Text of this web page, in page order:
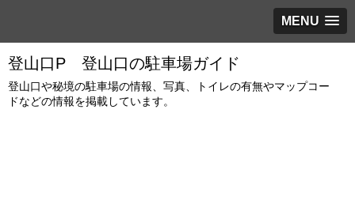
MENU
登山口P 登山口の駐車場ガイド
登山口や秘境の駐車場の情報、写真、トイレの有無やマップコー
ドなどの情報を掲載しています。